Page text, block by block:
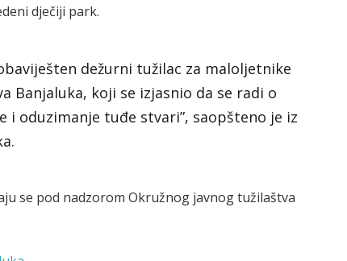
dječiji park.
dežurni tužilac za maloljetnike
Banjaluka, koji se izjasnio da se radi o
i oduzimanje tuđe stvari”, saopšteno je iz
se pod nadzorom Okružnog javnog tužilaštva